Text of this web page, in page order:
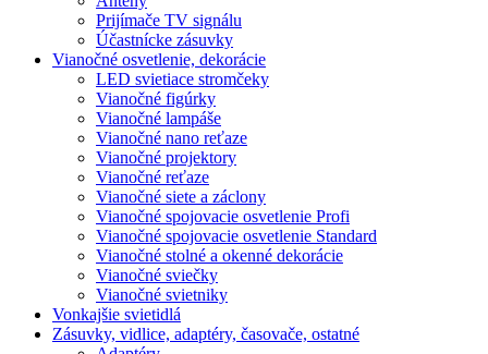
Prijímače TV signálu
Účastnícke zásuvky
Vianočné osvetlenie, dekorácie
LED svietiace stromčeky
Vianočné figúrky
Vianočné lampáše
Vianočné nano reťaze
Vianočné projektory
Vianočné reťaze
Vianočné siete a záclony
Vianočné spojovacie osvetlenie Profi
Vianočné spojovacie osvetlenie Standard
Vianočné stolné a okenné dekorácie
Vianočné sviečky
Vianočné svietniky
Vonkajšie svietidlá
Zásuvky, vidlice, adaptéry, časovače, ostatné